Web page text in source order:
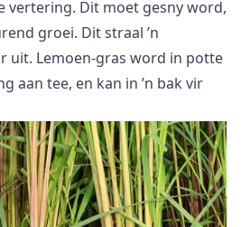
vertering. Dit moet gesny word,
groei. Dit straal ’n
uit. Lemoen-gras word in potte
aan tee, en kan in ’n bak vir